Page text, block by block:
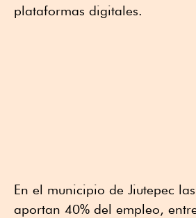
plataformas digitales.
En el municipio de Jiutepec
aportan 40% del empleo,